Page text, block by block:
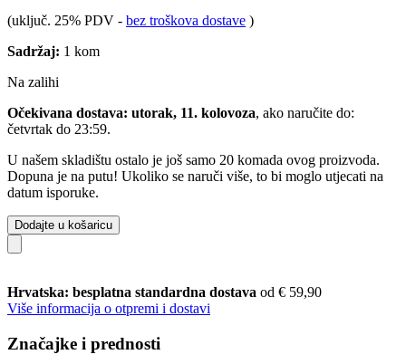
(uključ. 25% PDV - bez troškova dostave )
Sadržaj: 1 kom
Na zalihi
Očekivana dostava: utorak, 11. kolovoza, ako naručite do:
četvrtak do 23:59.
U našem skladištu ostalo je još samo 20 komada ovog proizvoda.
Dopuna je na putu! Ukoliko se naruči više, to bi moglo utjecati na
datum isporuke.
Dodajte u košaricu
Hrvatska: besplatna standardna dostava od € 59,90
Više informacija o otpremi i dostavi
Značajke i prednosti